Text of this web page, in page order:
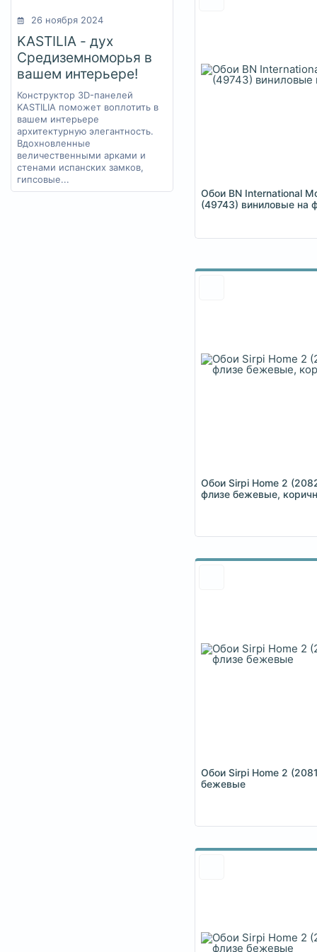
с вензелями +264
с животными
+11
с квадратами +24
с кругами +28
с мелким рисунком +756
с мульт-героями +15
с надписями +63
с орнаментом
с птицами +126
с растениями +2509
26 ноября 2024
KASTILIA - дух
Средиземноморья в
вашем интерьере!
Конструктор 3D-панелей
KASTILIA поможет воплотить в
вашем интерьере
архитектурную элегантность.
Вдохновленные
величественными арками и
стенами испанских замков,
гипсовые...
Обои BN International
(49743) виниловые на
Обои Sirpi Home 2
флизе бежевые,
Обои Sirpi Home 2
бежевые